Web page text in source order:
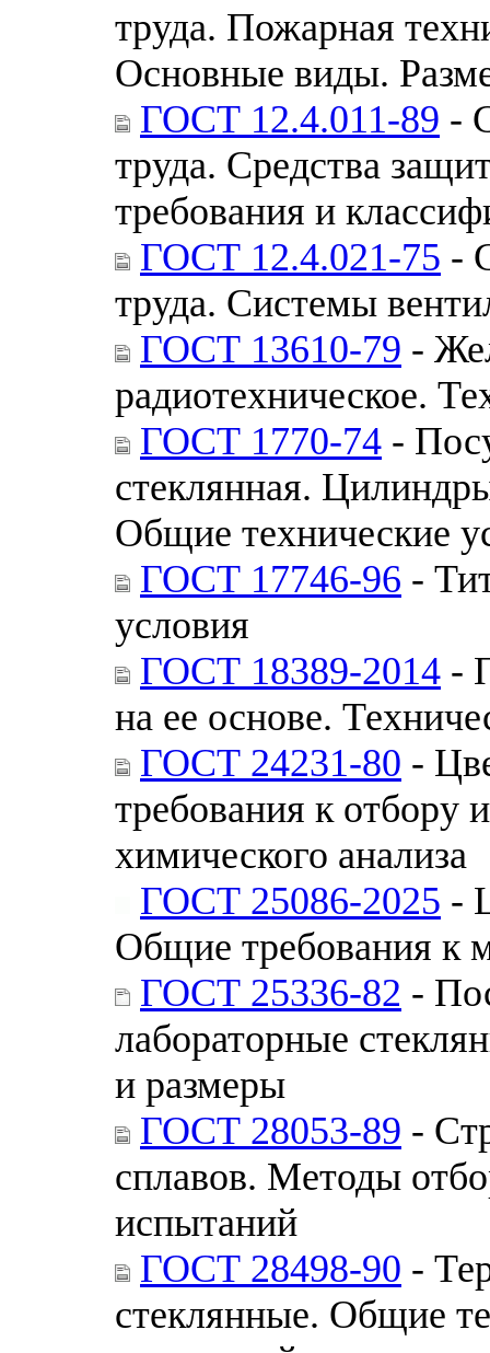
труда. Пожарная
Основные виды.
ГОСТ 12.4.011-89 -
труда. Средства
требования и
ГОСТ 12.4.021-75 -
труда. Системы
ГОСТ 13610-79 -
радиотехническое.
ГОСТ 1770-74 -
стеклянная.
Общие технические
ГОСТ 17746-96 -
условия
ГОСТ 18389-2014 -
на ее основе.
ГОСТ 24231-80 -
требования к отбору
химического анализа
ГОСТ 25086-2025 -
Общие требования к
ГОСТ 25336-82 -
лабораторные
и размеры
ГОСТ 28053-89 -
сплавов. Методы
испытаний
ГОСТ 28498-90 -
стеклянные. Общие